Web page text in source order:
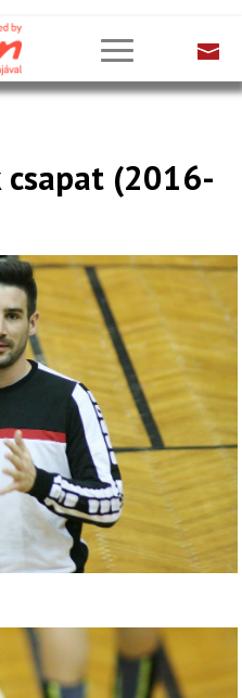
csapat (2016-